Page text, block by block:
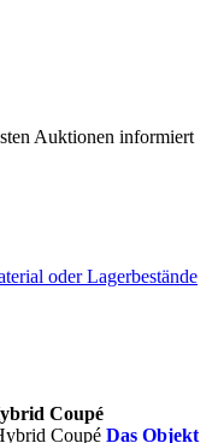
Auktionen informiert
Coupé
Das Objekt